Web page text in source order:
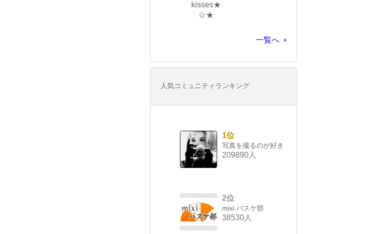
kisses★
☆★
一覧へ
人気コミュニティランキング
1位
写真を撮るのが好き
209890人
2位
mixi バスケ部
38530人